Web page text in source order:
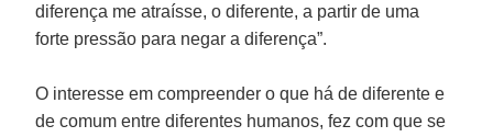
diferença me atraísse, o diferente, a partir de uma
forte pressão para negar a diferença”.
O interesse em compreender o que há de diferente e
de comum entre diferentes humanos, fez com que se